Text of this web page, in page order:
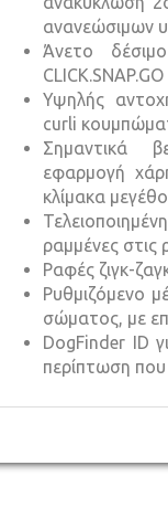
ανανεώσιμων
Άνετο
CLICK.SNAP.GO
Υψηλής
curli
Σημαντικά
εφαρμογή
κλίμακα
ραμμένες στις
Ραφές ζιγκ-
Ρυθμιζόμενο
σώματος, με
DogFinder ID
περίπτωση που